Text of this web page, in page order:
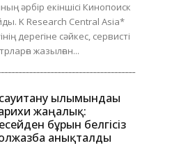
әрбір екіншісі Кинопоиск
K Research Central Asia*
дерегіне сәйкес, сервисті
жазылған...
ғылымындағы
жаңалық:
бұрын белгісіз
анықталды